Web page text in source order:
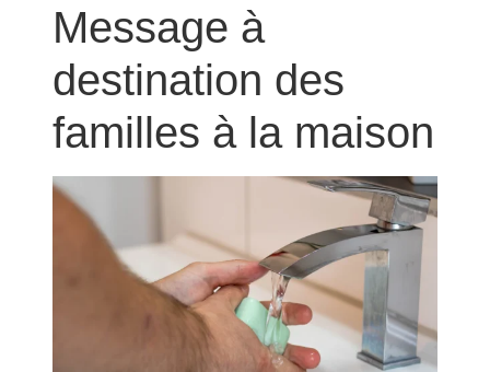
Message à
destination des
familles à la maison